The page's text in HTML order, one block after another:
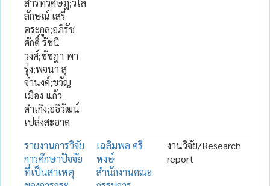
ลักษณ์ เสรี
ตระกูล;อภิรัช
ศักดิ์ รัชนี
วงศ์;ชัชฎา พา
รุ่ง;พจนา สุ
จำนงค์;ขวัญ
เมือง แก้ว
ดำเกิง;อธิวัฒน์
เปล่งสะอาด
รายงานการวิจัย
การศึกษาปัจจัย
ที่เป็นสาเหตุ
เฉลิมพล ศรี
หงษ์
สำนักงานคณะ
งานวิจัย/Research
report